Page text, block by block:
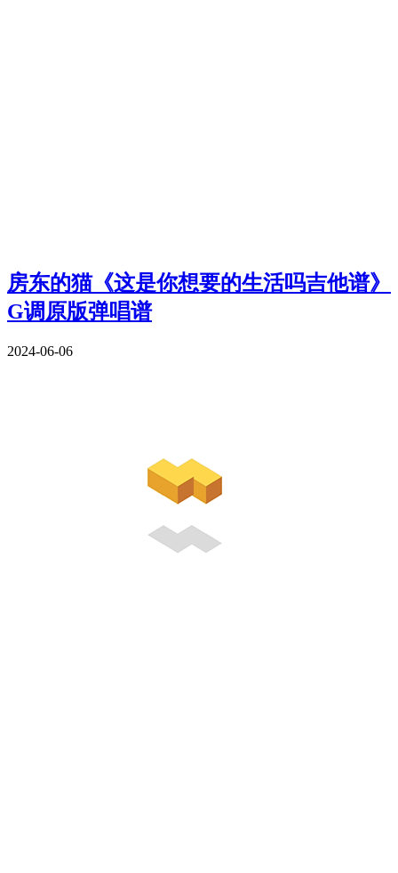
房东的猫《这是你想要的生活吗吉他谱》
G调原版弹唱谱
2024-06-06